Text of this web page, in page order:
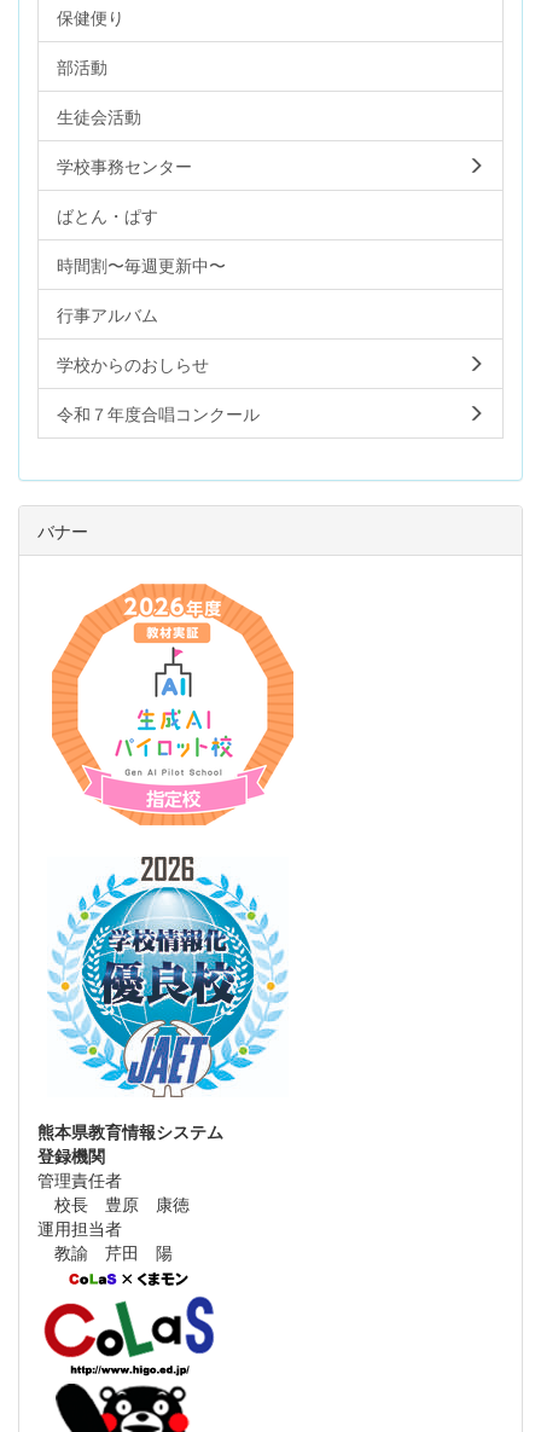
保健便り
部活動
生徒会活動
学校事務センター
ばとん・ぱす
時間割〜毎週更新中〜
行事アルバム
学校からのおしらせ
令和７年度合唱コンクール
バナー
熊本県教育情報システム
登録機関
管理責任者
校長 豊原 康徳
運用担当者
教諭 芹田 陽